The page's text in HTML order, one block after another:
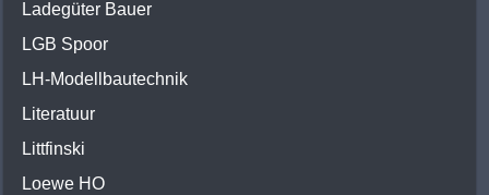
Ladegüter Bauer
LGB Spoor
LH-Modellbautechnik
Literatuur
Littfinski
Loewe HO